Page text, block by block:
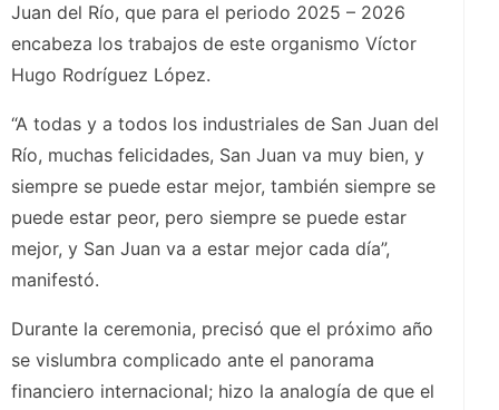
Juan del Río, que para el periodo 2025 – 2026
encabeza los trabajos de este organismo Víctor
Hugo Rodríguez López.
“A todas y a todos los industriales de San Juan del
Río, muchas felicidades, San Juan va muy bien, y
siempre se puede estar mejor, también siempre se
puede estar peor, pero siempre se puede estar
mejor, y San Juan va a estar mejor cada día”,
manifestó.
Durante la ceremonia, precisó que el próximo año
se vislumbra complicado ante el panorama
financiero internacional; hizo la analogía de que el